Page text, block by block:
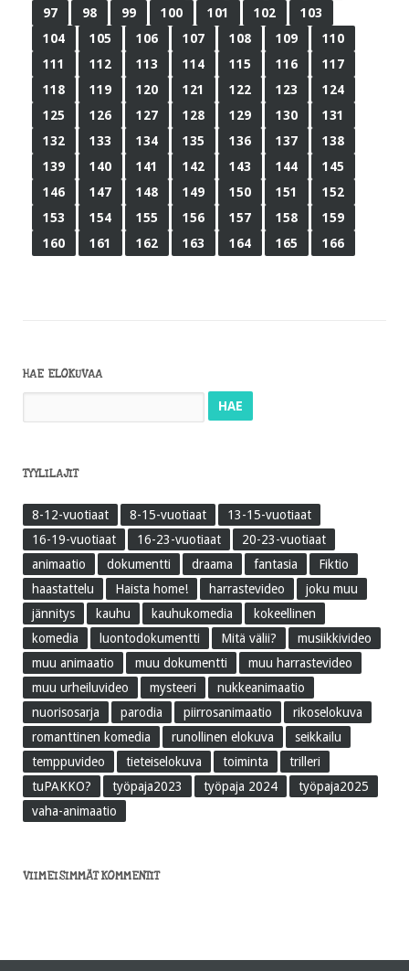
97
98 99 100 101 102
103
104
105 106 107 108 109
110
111
112 113 114 115 116
117
118
119 120 121 122 123
124
125
126 127 128 129 130
131
132
133 134 135 136 137
138
139
140 141 142 143 144
145
146
147 148 149 150 151
152
153
154 155 156 157 158
159
160
161 162 163 164 165 166
HAE ELOKUVAA
TYYLILAJIT
8-12-vuotiaat 8-15-vuotiaat
13-15-vuotiaat
16-19-vuotiaat
16-23-vuotiaat
20-23-vuotiaat
animaatio
dokumentti draama fantasia
Fiktio
haastattelu
Haista home! harrastevideo
joku muu
jännitys
kauhu kauhukomedia
kokeellinen
komedia
luontodokumentti Mitä välii?
musiikkivideo
muu animaatio
muu dokumentti
muu harrastevideo
muu urheiluvideo
mysteeri
nukkeanimaatio
nuorisosarja
parodia piirrosanimaatio
rikoselokuva
romanttinen komedia
runollinen elokuva
seikkailu
temppuvideo
tieteiselokuva toiminta
trilleri
tuPAKKO?
työpaja2023 työpaja 2024
työpaja2025
vaha-animaatio
VIIMEISIMMÄT KOMMENTIT